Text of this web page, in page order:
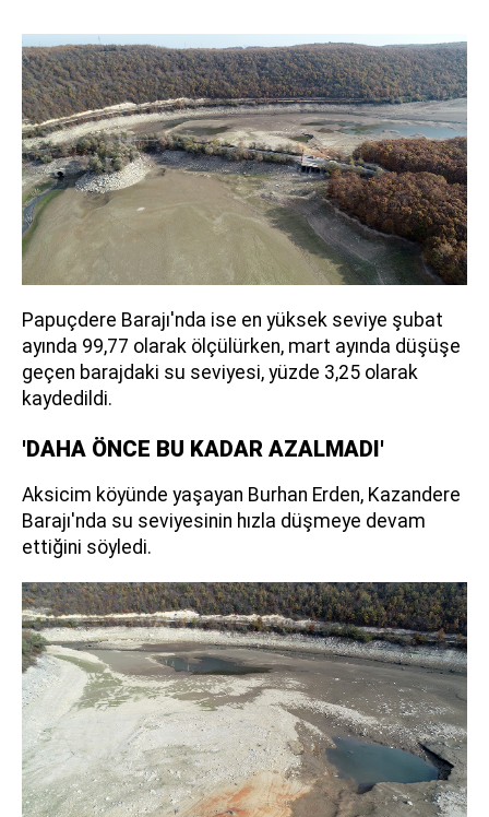
Papuçdere Barajı'nda ise en yüksek seviye şubat
ayında 99,77 olarak ölçülürken, mart ayında düşüşe
geçen barajdaki su seviyesi, yüzde 3,25 olarak
kaydedildi.
'DAHA ÖNCE BU KADAR AZALMADI'
Aksicim köyünde yaşayan Burhan Erden, Kazandere
Barajı'nda su seviyesinin hızla düşmeye devam
ettiğini söyledi.